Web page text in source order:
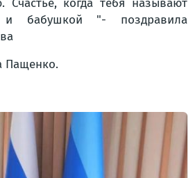
когда тебя называют
бабушкой "- поздравила
Пащенко.